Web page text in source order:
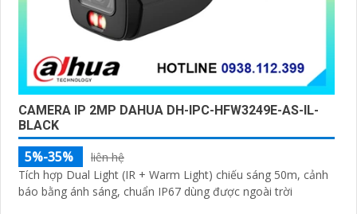
CAMERA IP 2MP DAHUA DH-IPC-HFW3249E-AS-IL-
BLACK
5%-35%
liên hệ
Tích hợp Dual Light (IR + Warm Light) chiếu sáng 50m, cảnh
báo bằng ánh sáng, chuẩn IP67 dùng được ngoài trời